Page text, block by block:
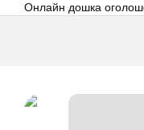
Онлайн дошка